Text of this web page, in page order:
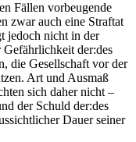
Fällen vorbeugende
zwar auch eine Straftat
jedoch nicht in der
der:des
die Gesellschaft vor der
Art und Ausmaß
sich daher nicht –
der Schuld der:des
Dauer seiner